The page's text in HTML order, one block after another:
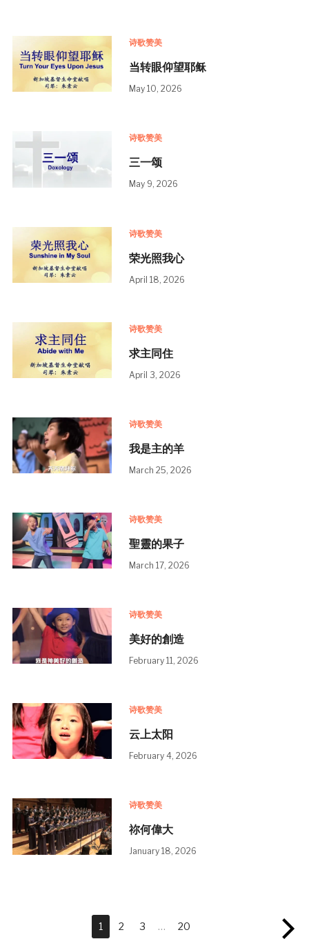
诗歌赞美
当转眼仰望耶稣
May 10, 2026
诗歌赞美
三一颂
May 9, 2026
诗歌赞美
荣光照我心
April 18, 2026
诗歌赞美
求主同住
April 3, 2026
诗歌赞美
我是主的羊
March 25, 2026
诗歌赞美
聖靈的果子
March 17, 2026
诗歌赞美
美好的創造
February 11, 2026
诗歌赞美
云上太阳
February 4, 2026
诗歌赞美
祢何偉大
January 18, 2026
1 2 3 … 20